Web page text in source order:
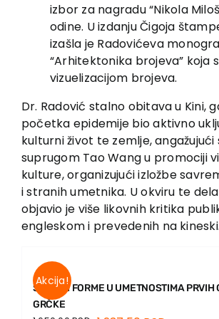
izbor za nagradu “Nikola
odine. U izdanju Čigoja
izašla je Radovićeva
“Arhitektonika brojeva” koja
vizuelizacijom brojeva.
Dr. Radović stalno obitava u Kini,
početka epidemije bio aktivno
kulturni život te zemlje, angažujući
suprugom Tao Wang u promociji
kulture, organizujući izložbe
i stranih umetnika. U okviru te
objavio je više likovnih kritika
engleskom i prevedenih na kineski.
Akcija!
SISTEMI FORME U UMETNOSTIMA
GRČKE